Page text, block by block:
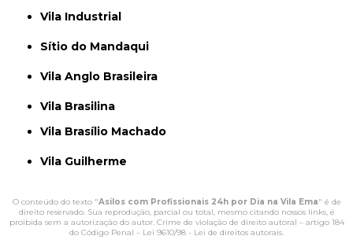
Vila Industrial
Sítio do Mandaqui
Vila Anglo Brasileira
Vila Brasilina
Vila Brasílio Machado
Vila Guilherme
O conteúdo do texto "Asilos com Profissionais 24h por Dia na Vila Ema" é de
direito reservado. Sua reprodução, parcial ou total, mesmo citando nossos links, é
proibida sem a autorização do autor. Crime de violação de direito autoral – artigo 184
do Código Penal – Lei 9610/98 - Lei de direitos autorais.